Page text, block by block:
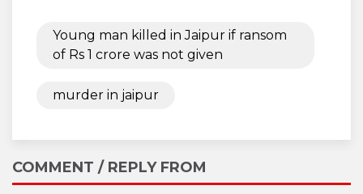
Young man killed in Jaipur if ransom
of Rs 1 crore was not given
murder in jaipur
COMMENT / REPLY FROM